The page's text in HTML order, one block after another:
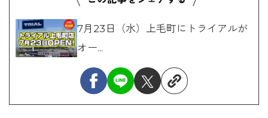
7月23日（水）上毛町にトライアルが
オー...